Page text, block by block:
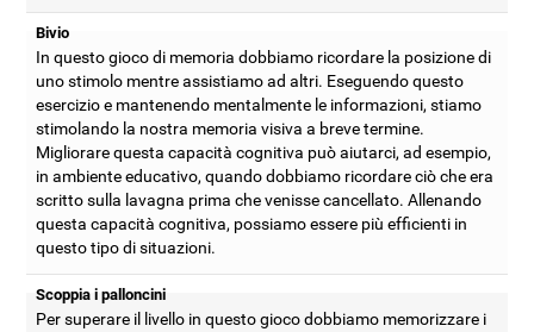
Bivio
In questo gioco di memoria dobbiamo ricordare la posizione di
uno stimolo mentre assistiamo ad altri. Eseguendo questo
esercizio e mantenendo mentalmente le informazioni, stiamo
stimolando la nostra memoria visiva a breve termine.
Migliorare questa capacità cognitiva può aiutarci, ad esempio,
in ambiente educativo, quando dobbiamo ricordare ciò che era
scritto sulla lavagna prima che venisse cancellato. Allenando
questa capacità cognitiva, possiamo essere più efficienti in
questo tipo di situazioni.
Scoppia i palloncini
Per superare il livello in questo gioco dobbiamo memorizzare i